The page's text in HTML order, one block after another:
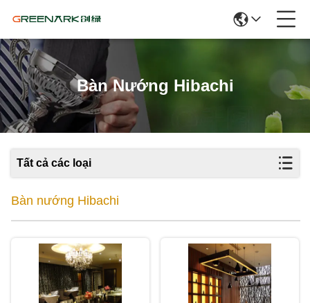
Bàn Nướng Hibachi
Tất cả các loại
Bàn nướng Hibachi